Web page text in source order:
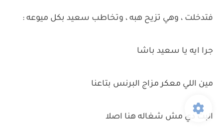
فتدخلت ، وهي تزيح هبه ، وتخاطب سعيد بكل ميوعه :
جرا ايه يا سعيد باشا
مين اللي معكر مزاج البرنس بتاعنا
البت دي مش شغاله هنا اصلا